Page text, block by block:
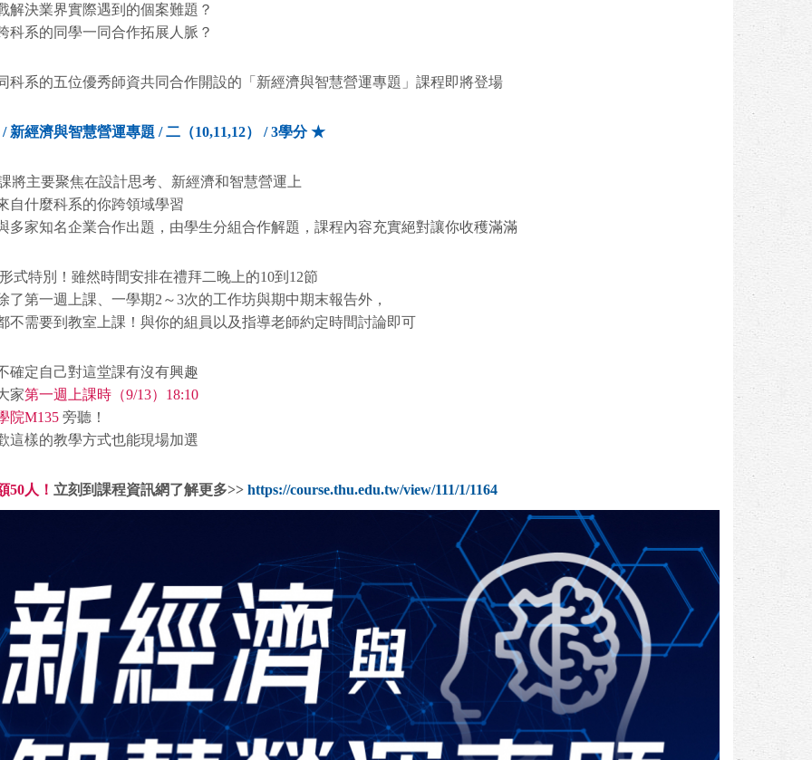
解決業界實際遇到的個案難題？
科系的同學一同合作拓展人脈？
科系的五位優秀師資共同合作開設的「新經濟與智慧營運專題」課程即將登場
新經濟與智慧營運專題 / 二（10,11,12） / 3學分 ★
將主要聚焦在設計思考、新經濟和智慧營運上
自什麼科系的你跨領域學習
多家知名企業合作出題，由學生分組合作解題，課程內容充實絕對讓你收穫滿滿
式特別！雖然時間安排在禮拜二晚上的10到12節
了第一週上課、一學期2～3次的工作坊與期中期末報告外，
不需要到教室上課！與你的組員以及指導老師約定時間討論即可
確定自己對這堂課有沒有興趣
家第一週上課時（9/13）18:10
院M135 旁聽！
這樣的教學方式也能現場加選
50人！ 立刻到課程資訊網了解更多>> https://course.thu.edu.tw/view/111/1/1164